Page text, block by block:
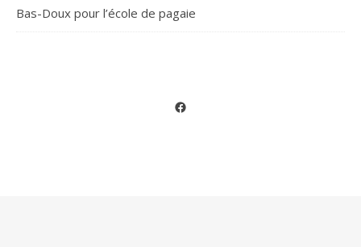
Bas-Doux pour l’école de pagaie
Facebook